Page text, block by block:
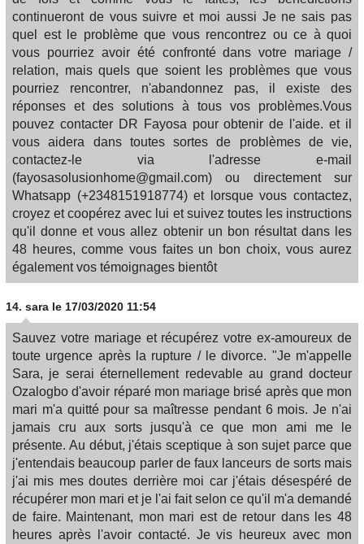
continueront de vous suivre et moi aussi Je ne sais pas
quel est le problème que vous rencontrez ou ce à quoi
vous pourriez avoir été confronté dans votre mariage /
relation, mais quels que soient les problèmes que vous
pourriez rencontrer, n'abandonnez pas, il existe des
réponses et des solutions à tous vos problèmes.Vous
pouvez contacter DR Fayosa pour obtenir de l'aide. et il
vous aidera dans toutes sortes de problèmes de vie,
contactez-le via l'adresse e-mail
(fayosasolusionhome@gmail.com) ou directement sur
Whatsapp (+2348151918774) et lorsque vous contactez,
croyez et coopérez avec lui et suivez toutes les instructions
qu'il donne et vous allez obtenir un bon résultat dans les
48 heures, comme vous faites un bon choix, vous aurez
également vos témoignages bientôt
14. sara le 17/03/2020 11:54
Sauvez votre mariage et récupérez votre ex-amoureux de
toute urgence après la rupture / le divorce. "Je m'appelle
Sara, je serai éternellement redevable au grand docteur
Ozalogbo d'avoir réparé mon mariage brisé après que mon
mari m'a quitté pour sa maîtresse pendant 6 mois. Je n'ai
jamais cru aux sorts jusqu'à ce que mon ami me le
présente. Au début, j'étais sceptique à son sujet parce que
j'entendais beaucoup parler de faux lanceurs de sorts mais
j'ai mis mes doutes derrière moi car j'étais désespéré de
récupérer mon mari et je l'ai fait selon ce qu'il m'a demandé
de faire. Maintenant, mon mari est de retour dans les 48
heures après l'avoir contacté. Je vis heureux avec mon